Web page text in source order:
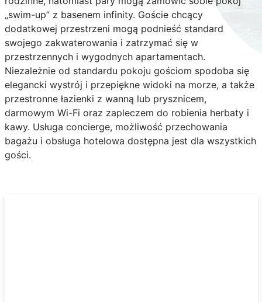
„swim-up” z basenem infinity. Goście chcący
dodatkowej przestrzeni mogą podnieść standard
swojego zakwaterowania i zatrzymać się w
przestrzennych i wygodnych apartamentach.
Niezależnie od standardu pokoju gościom spodoba się
elegancki wystrój i przepiękne widoki na morze, a także
przestronne łazienki z wanną lub prysznicem,
darmowym Wi-Fi oraz zapleczem do robienia herbaty i
kawy. Usługa concierge, możliwość przechowania
bagażu i obsługa hotelowa dostępna jest dla wszystkich
gości.